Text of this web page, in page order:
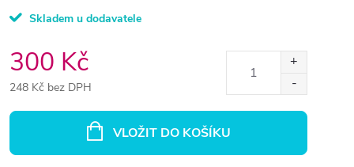
Skladem u dodavatele
300 Kč
248 Kč bez DPH
VLOŽIT DO KOŠÍKU